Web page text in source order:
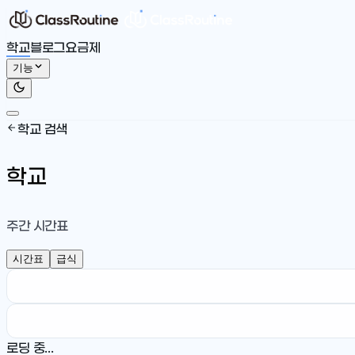
학교블로그요금제
기능
학교 검색
학교
주간 시간표
시간표 급식
로딩 중...